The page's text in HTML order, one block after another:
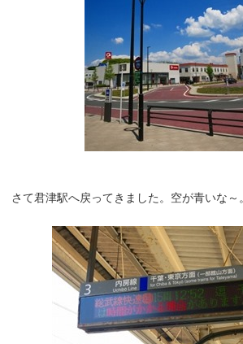
さて君津駅へ戻ってきました。空が青いな～。